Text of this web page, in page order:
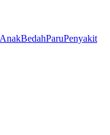
AnakBedahParuPenyakit